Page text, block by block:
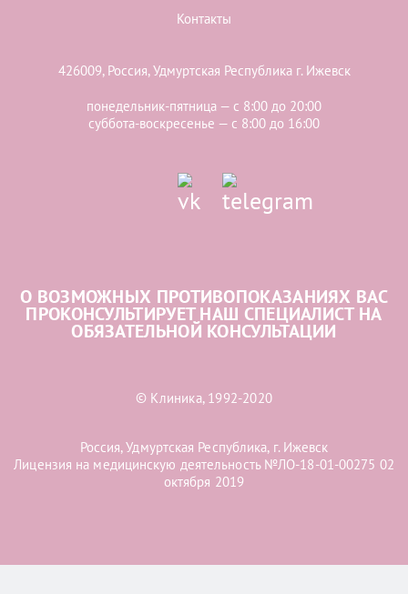
Контакты
426009, Россия, Удмуртская Республика г. Ижевск
понедельник-пятница — с 8:00 до 20:00
суббота-воскресенье — с 8:00 до 16:00
О ВОЗМОЖНЫХ ПРОТИВОПОКАЗАНИЯХ ВАС
ПРОКОНСУЛЬТИРУЕТ НАШ СПЕЦИАЛИСТ НА
ОБЯЗАТЕЛЬНОЙ КОНСУЛЬТАЦИИ
© Клиника, 1992-2020
Россия, Удмуртская Республика, г. Ижевск
Лицензия на медицинскую деятельность №ЛО-18-01-00275 02
октября 2019